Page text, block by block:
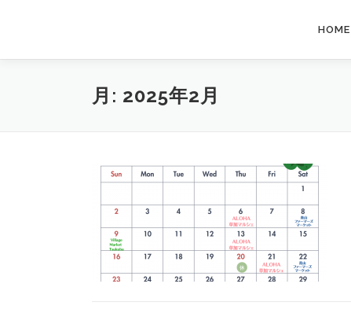
ン
HOME
月: 2025年2月